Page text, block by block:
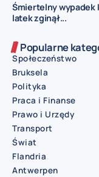
Śmiertelny wypadek
latek zginął...
Popularne
Społeczeństwo
Bruksela
Polityka
Praca i Finanse
Prawo i Urzędy
Transport
Świat
Flandria
Antwerpen